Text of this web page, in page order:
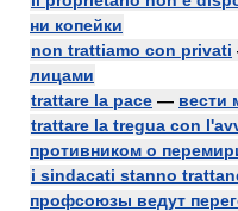
ни копейки
non trattiamo con privati
лицами
trattare la pace — вести
trattare la tregua con
противником о
i sindacati stanno
профсоюзы ведут